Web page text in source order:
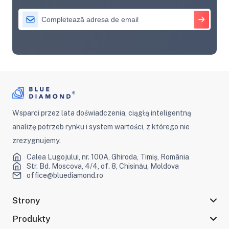
Wsparci przez lata doświadczenia, ciągłą inteligentną
analizę potrzeb rynku i system wartości, z którego nie
zrezygnujemy.
Calea Lugojului, nr. 100A, Ghiroda, Timiș, România
Str. Bd. Moscova, 4/4, of. 8, Chisinău, Moldova
office@bluediamond.ro
Strony
Produkty